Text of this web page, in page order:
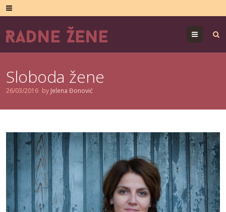
Menu
Sloboda žene
26/03/2016 by Jelena Đonović